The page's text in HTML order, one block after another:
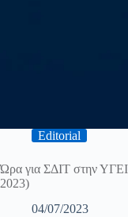
Editorial
Ώρα για ΣΔΙΤ στην
2023)
04/07/2023